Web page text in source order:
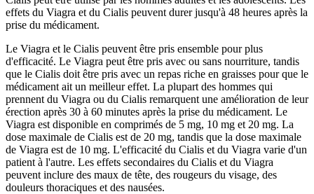
effets du Viagra et du Cialis peuvent durer jusqu'à 48 heures après la
prise du médicament.
Le Viagra et le Cialis peuvent être pris ensemble pour plus
d'efficacité. Le Viagra peut être pris avec ou sans nourriture, tandis
que le Cialis doit être pris avec un repas riche en graisses pour que le
médicament ait un meilleur effet. La plupart des hommes qui
prennent du Viagra ou du Cialis remarquent une amélioration de leur
érection après 30 à 60 minutes après la prise du médicament. Le
Viagra est disponible en comprimés de 5 mg, 10 mg et 20 mg. La
dose maximale de Cialis est de 20 mg, tandis que la dose maximale
de Viagra est de 10 mg. L'efficacité du Cialis et du Viagra varie d'un
patient à l'autre. Les effets secondaires du Cialis et du Viagra
peuvent inclure des maux de tête, des rougeurs du visage, des
douleurs thoraciques et des nausées.